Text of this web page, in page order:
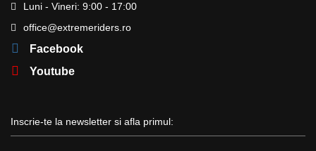
Luni - Vineri: 9:00 - 17:00
office@extremeriders.ro
Facebook
Youtube
Inscrie-te la newsletter si afla primul: